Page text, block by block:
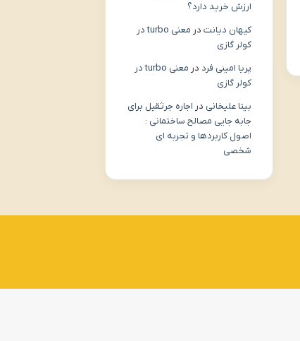
ارزش خرید دارد؟
کیهان دیانتدر
معنی turbo در
کولر گازی
پریا امینی فرد در
معنی turbo در
کولر گازی
بیتا علیخانی در اجاره جرثقیل برای
جابه جایی مصالح ساختمانی :
اصول کاربردها و تجربه ای
شخصی